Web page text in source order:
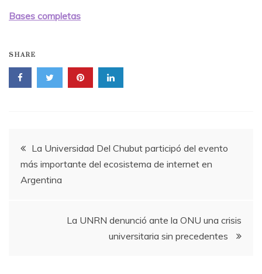
Bases completas
SHARE
Navegación
de
La Universidad Del Chubut participó del evento
más importante del ecosistema de internet en
Argentina
La UNRN denunció ante la ONU una crisis
universitaria sin precedentes